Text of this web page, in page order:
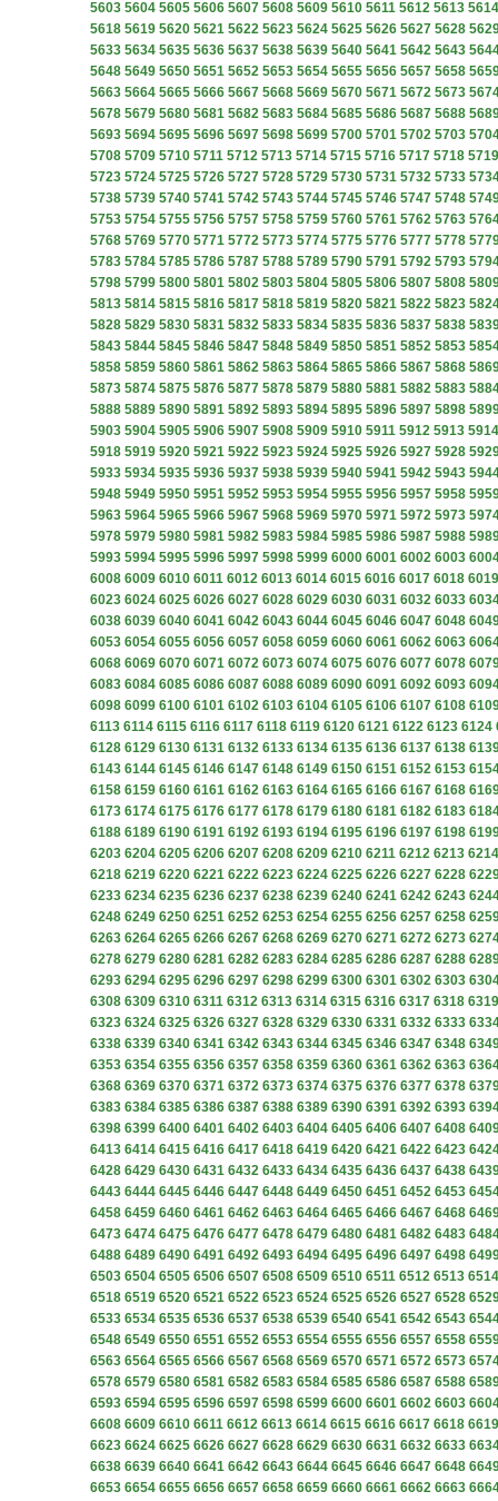
5603 5604 5605 5606 5607 5608 5609 5610 5611 5612 5613 5614
5618 5619 5620 5621 5622 5623 5624 5625 5626 5627 5628
5633 5634 5635 5636 5637 5638 5639 5640 5641 5642 5643
5648 5649 5650 5651 5652 5653 5654 5655 5656 5657 5658
5663 5664 5665 5666 5667 5668 5669 5670 5671 5672 5673
5678 5679 5680 5681 5682 5683 5684 5685 5686 5687 5688
5693 5694 5695 5696 5697 5698 5699 5700 5701 5702 5703
5708 5709 5710 5711 5712 5713 5714 5715 5716 5717 5718 5719
5723 5724 5725 5726 5727 5728 5729 5730 5731 5732 5733
5738 5739 5740 5741 5742 5743 5744 5745 5746 5747 5748
5753 5754 5755 5756 5757 5758 5759 5760 5761 5762 5763
5768 5769 5770 5771 5772 5773 5774 5775 5776 5777 5778
5783 5784 5785 5786 5787 5788 5789 5790 5791 5792 5793
5798 5799 5800 5801 5802 5803 5804 5805 5806 5807 5808
5813 5814 5815 5816 5817 5818 5819 5820 5821 5822 5823
5828 5829 5830 5831 5832 5833 5834 5835 5836 5837 5838
5843 5844 5845 5846 5847 5848 5849 5850 5851 5852 5853
5858 5859 5860 5861 5862 5863 5864 5865 5866 5867 5868
5873 5874 5875 5876 5877 5878 5879 5880 5881 5882 5883
5888 5889 5890 5891 5892 5893 5894 5895 5896 5897 5898
5903 5904 5905 5906 5907 5908 5909 5910 5911 5912 5913 5914
5918 5919 5920 5921 5922 5923 5924 5925 5926 5927 5928
5933 5934 5935 5936 5937 5938 5939 5940 5941 5942 5943
5948 5949 5950 5951 5952 5953 5954 5955 5956 5957 5958
5963 5964 5965 5966 5967 5968 5969 5970 5971 5972 5973
5978 5979 5980 5981 5982 5983 5984 5985 5986 5987 5988
5993 5994 5995 5996 5997 5998 5999 6000 6001 6002 6003
6008 6009 6010 6011 6012 6013 6014 6015 6016 6017 6018 6019
6023 6024 6025 6026 6027 6028 6029 6030 6031 6032 6033
6038 6039 6040 6041 6042 6043 6044 6045 6046 6047 6048
6053 6054 6055 6056 6057 6058 6059 6060 6061 6062 6063
6068 6069 6070 6071 6072 6073 6074 6075 6076 6077 6078
6083 6084 6085 6086 6087 6088 6089 6090 6091 6092 6093
6098 6099 6100 6101 6102 6103 6104 6105 6106 6107 6108
6113 6114 6115 6116 6117 6118 6119 6120 6121 6122 6123 6124
6128 6129 6130 6131 6132 6133 6134 6135 6136 6137 6138
6143 6144 6145 6146 6147 6148 6149 6150 6151 6152 6153
6158 6159 6160 6161 6162 6163 6164 6165 6166 6167 6168
6173 6174 6175 6176 6177 6178 6179 6180 6181 6182 6183
6188 6189 6190 6191 6192 6193 6194 6195 6196 6197 6198
6203 6204 6205 6206 6207 6208 6209 6210 6211 6212 6213 6214
6218 6219 6220 6221 6222 6223 6224 6225 6226 6227 6228
6233 6234 6235 6236 6237 6238 6239 6240 6241 6242 6243
6248 6249 6250 6251 6252 6253 6254 6255 6256 6257 6258
6263 6264 6265 6266 6267 6268 6269 6270 6271 6272 6273
6278 6279 6280 6281 6282 6283 6284 6285 6286 6287 6288
6293 6294 6295 6296 6297 6298 6299 6300 6301 6302 6303
6308 6309 6310 6311 6312 6313 6314 6315 6316 6317 6318 6319
6323 6324 6325 6326 6327 6328 6329 6330 6331 6332 6333
6338 6339 6340 6341 6342 6343 6344 6345 6346 6347 6348
6353 6354 6355 6356 6357 6358 6359 6360 6361 6362 6363
6368 6369 6370 6371 6372 6373 6374 6375 6376 6377 6378
6383 6384 6385 6386 6387 6388 6389 6390 6391 6392 6393
6398 6399 6400 6401 6402 6403 6404 6405 6406 6407 6408
6413 6414 6415 6416 6417 6418 6419 6420 6421 6422 6423
6428 6429 6430 6431 6432 6433 6434 6435 6436 6437 6438
6443 6444 6445 6446 6447 6448 6449 6450 6451 6452 6453
6458 6459 6460 6461 6462 6463 6464 6465 6466 6467 6468
6473 6474 6475 6476 6477 6478 6479 6480 6481 6482 6483
6488 6489 6490 6491 6492 6493 6494 6495 6496 6497 6498
6503 6504 6505 6506 6507 6508 6509 6510 6511 6512 6513 6514
6518 6519 6520 6521 6522 6523 6524 6525 6526 6527 6528
6533 6534 6535 6536 6537 6538 6539 6540 6541 6542 6543
6548 6549 6550 6551 6552 6553 6554 6555 6556 6557 6558
6563 6564 6565 6566 6567 6568 6569 6570 6571 6572 6573
6578 6579 6580 6581 6582 6583 6584 6585 6586 6587 6588
6593 6594 6595 6596 6597 6598 6599 6600 6601 6602 6603
6608 6609 6610 6611 6612 6613 6614 6615 6616 6617 6618 6619
6623 6624 6625 6626 6627 6628 6629 6630 6631 6632 6633
6638 6639 6640 6641 6642 6643 6644 6645 6646 6647 6648
6653 6654 6655 6656 6657 6658 6659 6660 6661 6662 6663